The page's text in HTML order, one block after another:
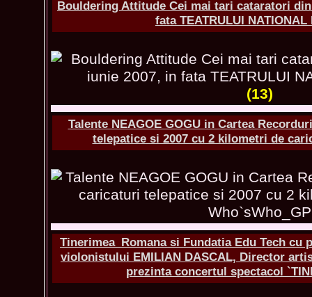
Bouldering Attitude Cei mai tari cataratori
fata TEATRULUI
(13)
Talente NEAGOE GOGU in Cartea
telepatice si 2007 cu 2 kilometri de
Tinerimea_Romana si Fundatia Edu Tech cu
violonistului EMILIAN DASCAL, Director
prezinta concertul spectacol